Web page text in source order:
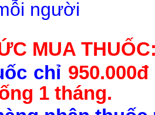
người
MUA
chỉ
1 tháng.